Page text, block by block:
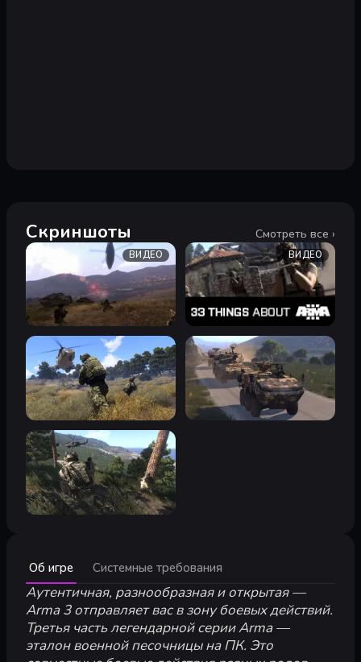
Скриншоты Смотреть все ›
ВИДЕО ВИДЕО
Об игре Системные требования
Аутентичная, разнообразная и открытая —
Arma 3 отправляет вас в зону боевых действий.
Третья часть легендарной серии Arma —
эталон военной песочницы на ПК. Это
Минимальные:
Минимум:
ОС:Windows 10 (64-bit)
Процессор:Intel Core quad-core или AMD Athlon quad-core
Память: 8 ГБ ОЗУ
Графическая карта:
NVIDIA GeForce GTX 660 / AMD
DirectX®:10